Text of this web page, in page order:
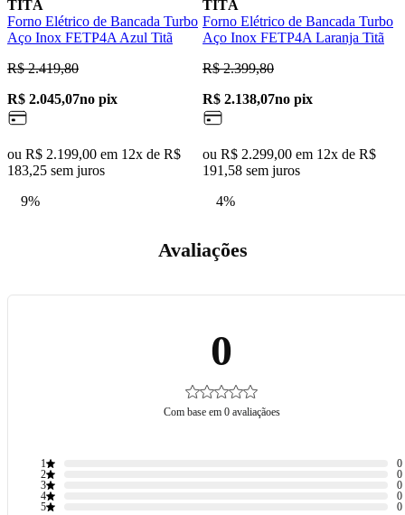
TITÃ
Forno Elétrico de Bancada Turbo
Aço Inox FETP4A Azul Titã
R$ 2.419,80
R$ 2.045,07no pix
ou R$ 2.199,00 em 12x de R$
183,25 sem juros
9%
TITÃ
Forno Elétrico de Bancada Turbo
Aço Inox FETP4A Laranja Titã
R$ 2.399,80
R$ 2.138,07no pix
ou R$ 2.299,00 em 12x de R$
191,58 sem juros
4%
Avaliações
0
Com base em 0 avaliaçãoes
1
0
2
0
3
0
4
0
5
0